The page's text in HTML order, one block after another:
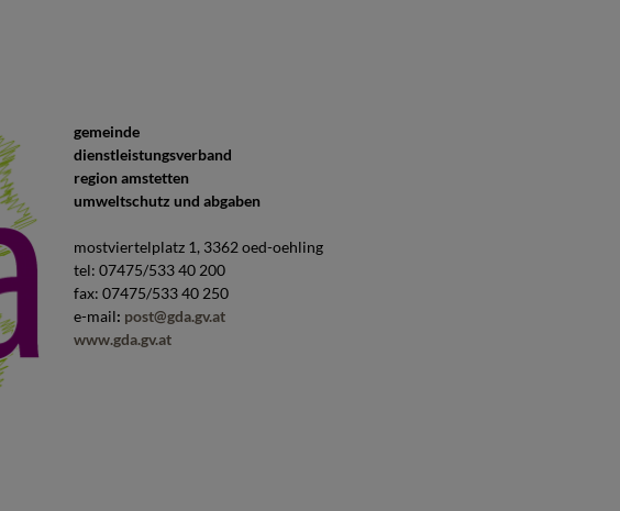
gemeinde
dienstleistungsverband
region amstetten
umweltschutz und abgaben
mostviertelplatz 1, 3362 oed-oehling
tel: 07475/533 40 200
fax: 07475/533 40 250
e-mail: post@gda.gv.at
www.gda.gv.at